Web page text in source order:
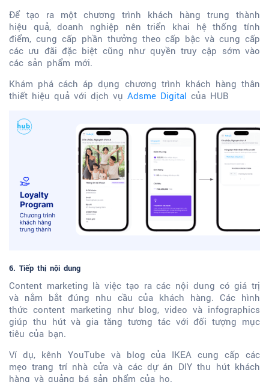
Để tạo ra một chương trình khách hàng trung thành
hiệu quả, doanh nghiệp nên triển khai hệ thống tính
điểm, cung cấp phần thưởng theo cấp bậc và cung cấp
các ưu đãi đặc biệt cũng như quyền truy cập sớm vào
các sản phẩm mới.
Khám phá cách áp dụng chương trình khách hàng thân
thiết hiệu quả với dịch vụ Adsme Digital của HUB
6. Tiếp thị nội dung
Content marketing là việc tạo ra các nội dung có giá trị
và nắm bắt đúng nhu cầu của khách hàng. Các hình
thức content marketing như blog, video và infographics
giúp thu hút và gia tăng tương tác với đối tượng mục
tiêu của bạn.
Ví dụ, kênh YouTube và blog của IKEA cung cấp các
mẹo trang trí nhà cửa và các dự án DIY thu hút khách
hàng và quảng bá sản phẩm của họ.